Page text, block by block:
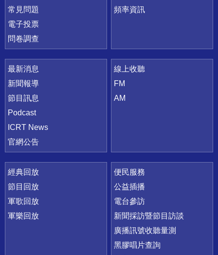
常見問題
電子投票
問卷調查
頻率資訊
最新消息
新聞報導
節目訊息
Podcast
ICRT News
官網公告
線上收聽
FM
AM
經典回放
節目回放
軍歌回放
軍樂回放
便民服務
公益插播
電台參訪
新聞採訪暨節目訪談
廣播訊號收聽量測
黑膠唱片查詢